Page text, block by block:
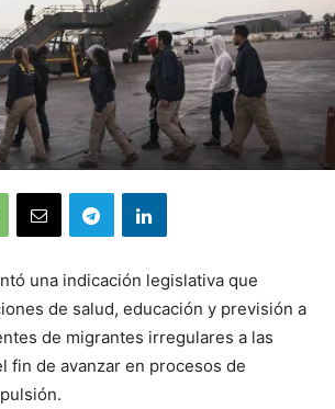
una indicación legislativa que
de salud, educación y previsión a
de migrantes irregulares a las
fin de avanzar en procesos de